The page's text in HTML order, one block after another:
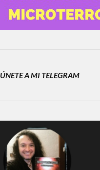
ÚNETE A MI TELEGRAM